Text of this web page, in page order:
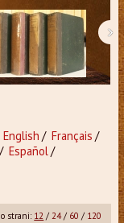
›
English / Français /
/ Español/
strani: 12 /24/ 60 / 120